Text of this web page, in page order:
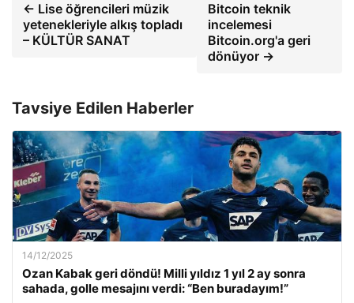
← Lise öğrencileri müzik
yetenekleriyle alkış topladı
– KÜLTÜR SANAT
Bitcoin teknik
incelemesi
Bitcoin.org'a geri
dönüyor →
Tavsiye Edilen Haberler
14/12/2025
Ozan Kabak geri döndü! Milli yıldız 1 yıl 2 ay sonra
sahada, golle mesajını verdi: “Ben buradayım!”